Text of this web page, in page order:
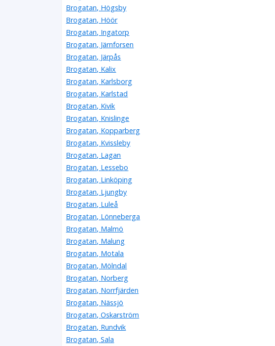
Brogatan, Högsby
Brogatan, Höör
Brogatan, Ingatorp
Brogatan, Järnforsen
Brogatan, Järpås
Brogatan, Kalix
Brogatan, Karlsborg
Brogatan, Karlstad
Brogatan, Kivik
Brogatan, Knislinge
Brogatan, Kopparberg
Brogatan, Kvissleby
Brogatan, Lagan
Brogatan, Lessebo
Brogatan, Linköping
Brogatan, Ljungby
Brogatan, Luleå
Brogatan, Lönneberga
Brogatan, Malmö
Brogatan, Malung
Brogatan, Motala
Brogatan, Mölndal
Brogatan, Norberg
Brogatan, Norrfjärden
Brogatan, Nässjö
Brogatan, Oskarström
Brogatan, Rundvik
Brogatan, Sala